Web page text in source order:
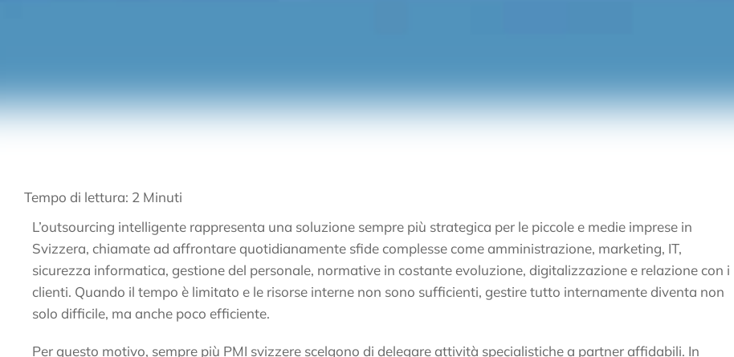
Tempo di lettura: 2 Minuti
L’outsourcing intelligente rappresenta una soluzione sempre più strategica per le piccole e medie imprese in
Svizzera, chiamate ad affrontare quotidianamente sfide complesse come amministrazione, marketing, IT,
sicurezza informatica, gestione del personale, normative in costante evoluzione, digitalizzazione e relazione con i
clienti. Quando il tempo è limitato e le risorse interne non sono sufficienti, gestire tutto internamente diventa non
solo difficile, ma anche poco efficiente.
Per questo motivo, sempre più PMI svizzere scelgono di delegare attività specialistiche a partner affidabili. In